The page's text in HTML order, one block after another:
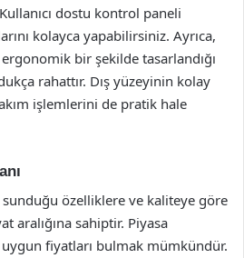
dostu kontrol paneli
kolayca yapabilirsiniz. Ayrıca,
ergonomik bir şekilde tasarlandığı
rahattır. Dış yüzeyinin kolay
işlemlerini de pratik hale
sunduğu özelliklere ve kaliteye göre
aralığına sahiptir. Piyasa
uygun fiyatları bulmak mümkündür.